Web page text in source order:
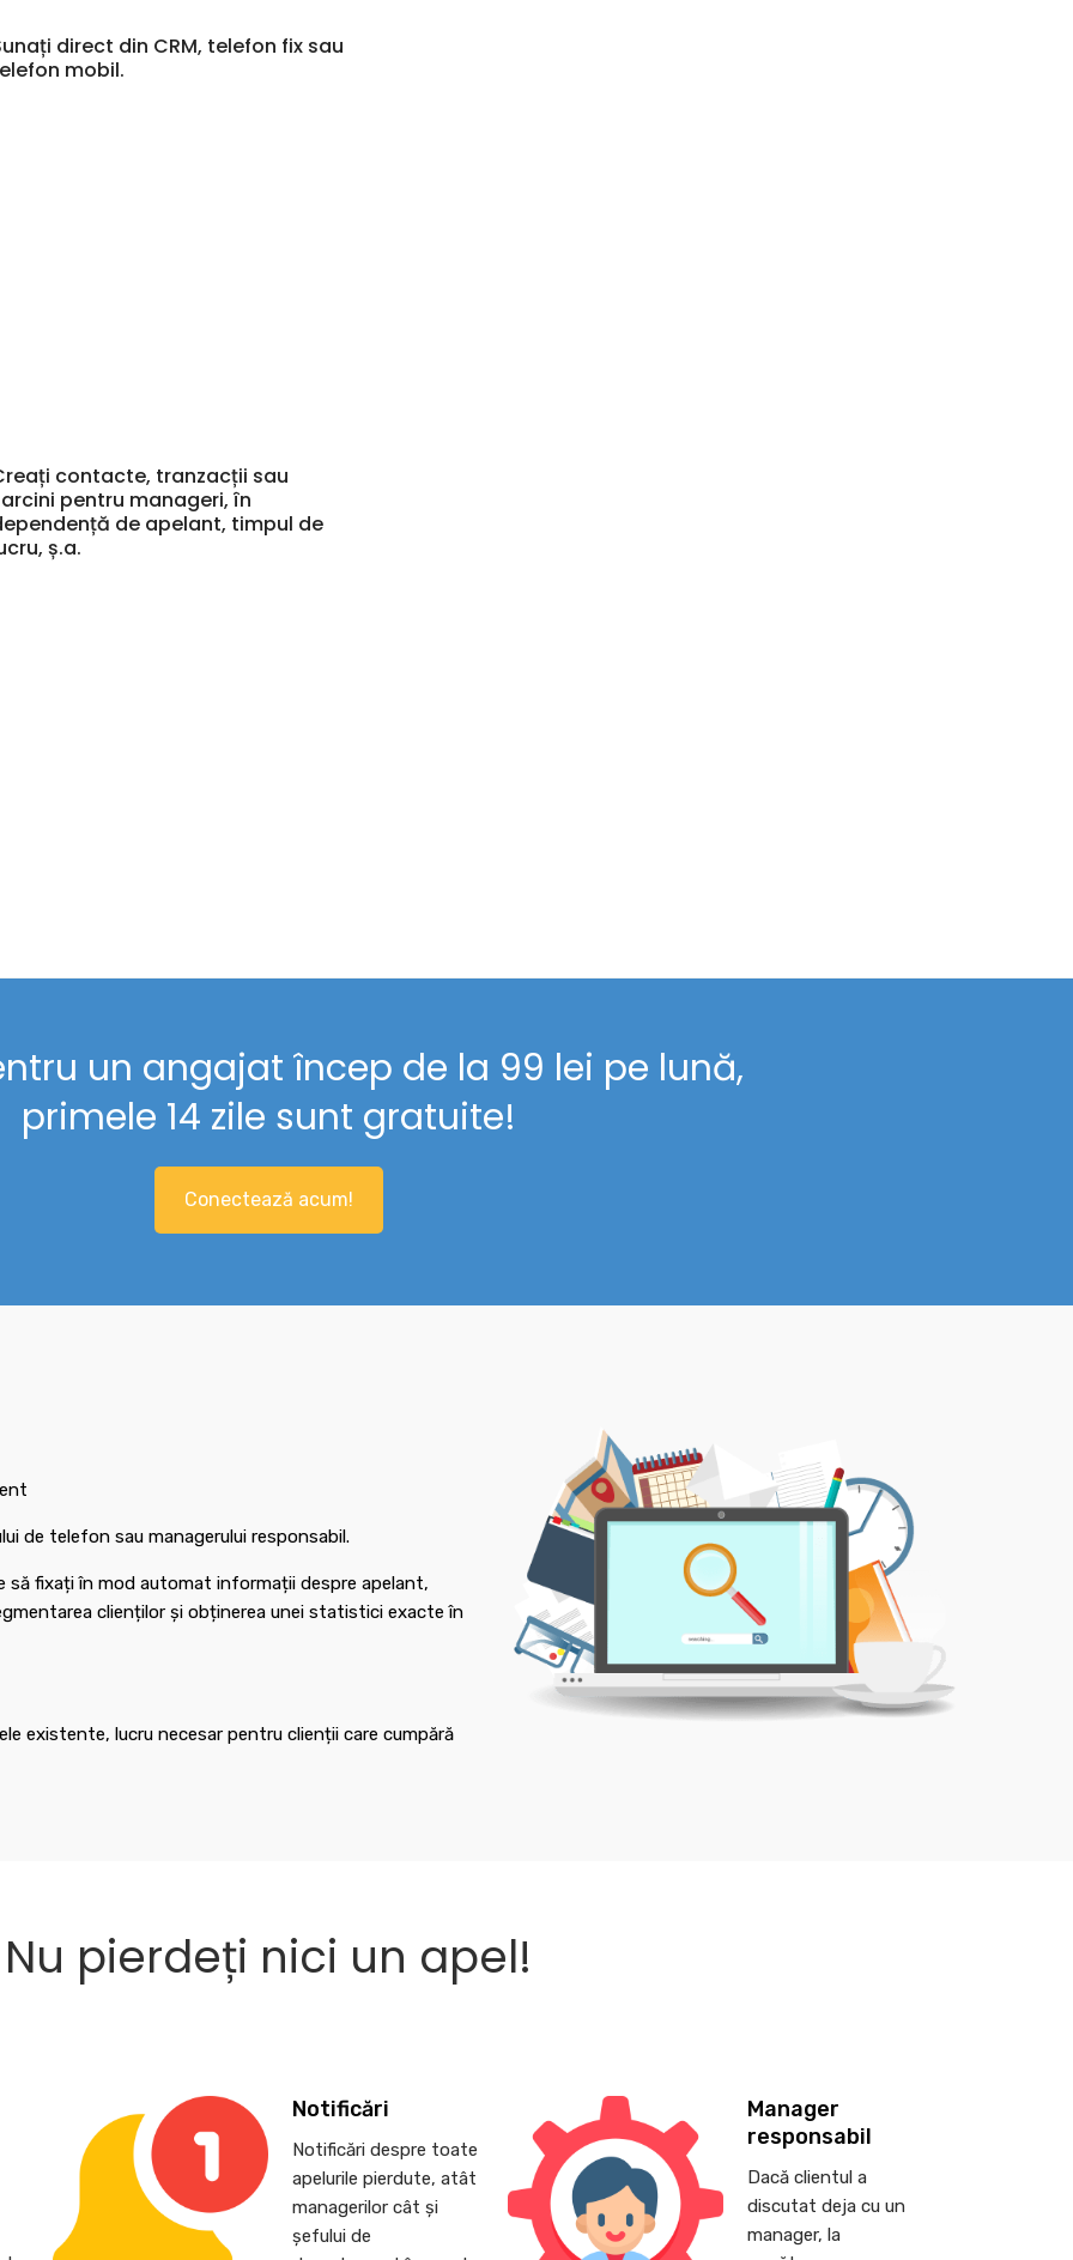
direct din CRM, telefon fix sau
mobil.
contacte, tranzacții sau
pentru manageri, în
de apelant, timpul de
ș.a.
un angajat încep de la 99 lei pe lună,
primele 14 zile sunt gratuite!
Conectează acum!
de telefon sau managerului responsabil.
să fixați în mod automat informații despre apelant,
clienților și obținerea unei statistici exacte în
existente, lucru necesar pentru clienții care cumpără
Nu pierdeți nici un apel!
Notificări
Notificări despre toate
apelurile pierdute, atât
managerilor cât și
șefului de
Manager
responsabil
Dacă clientul a
discutat deja cu un
manager, la